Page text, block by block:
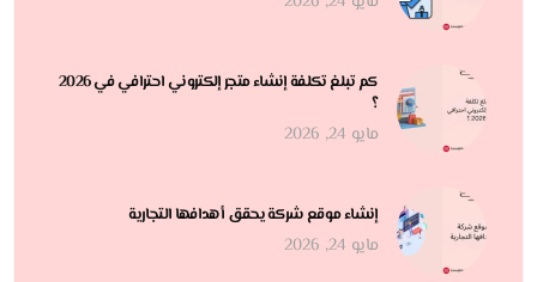
كم تبلغ تكلفة إنشاء متجر إلكتروني احترافي في 2026
؟
مايو 24, 2026
إنشاء موقع شركة يحقق أهدافها التجارية
مايو 24, 2026